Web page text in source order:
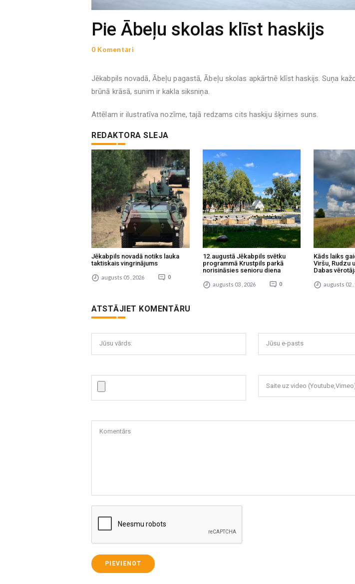
Pie Ābeļu skolas klīst haskijs
0 Komentāri
Jēkabpils novadā, Ābeļu pagastā, Ābeļu skolas apkārtnē klīst haskijs. Suņa
brūnā krāsā, sunim ir kakla siksniņa.
Attēlam ir ilustratīva nozīme, tajā redzams cits haskiju šķirnes suns.
REDAKTORA SLEJA
Jēkabpils novadā notiks lauka
taktiskais vingrinājums
augusts 05 , 2026 0
12.augustā Jēkabpils svētku
programmā Krustpils parkā
norisināsies senioru diena
augusts 03 , 2026 0
Kāds laiks
Viršu, Rudzu
Dabas
augusts 02 ,
ATSTĀJIET KOMENTĀRU
Jūsu vārds: Jūsu e-pasts
Saite uz video
Komentārs
PIEVIENOT